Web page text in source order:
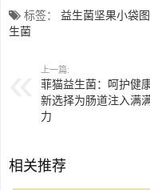
标签： 益生菌坚果小袋
生菌
上一篇:
菲猫益生菌：呵护健
新选择为肠道注入满
力
相关推荐